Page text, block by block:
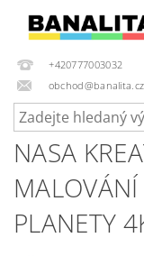
+420777003032
obchod@banalita.cz
NASA
PLANETY